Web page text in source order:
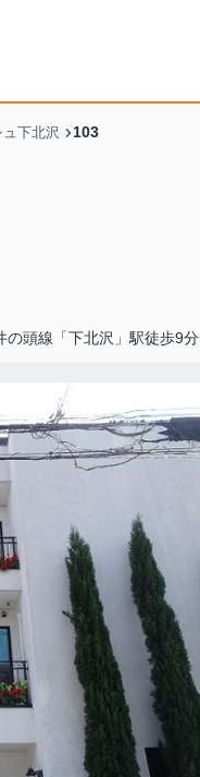
下北沢 103
の頭線「下北沢」駅徒歩9分